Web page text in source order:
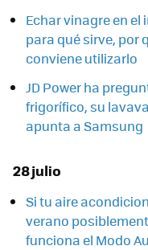
Echar vinagre en el
para qué sirve, por
conviene utilizarlo
JD Power ha
frigorífico, su
apunta a Samsung
28 julio
Si tu aire
verano
funciona el Modo